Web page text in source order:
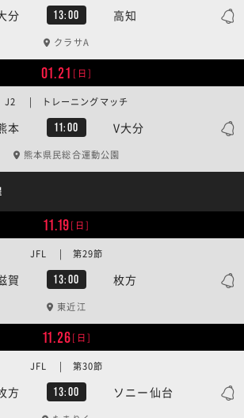
分 13:00 高知
クラサA
01.21 [日]
本 11:00 V大分
J2 | トレーニングマッチ
熊本県民総合運動公園
11.19[日]
賀 13:00 枚方
JFL | 第29節
東近江
11.26[日]
方 13:00 ソニー仙台
JFL | 第30節